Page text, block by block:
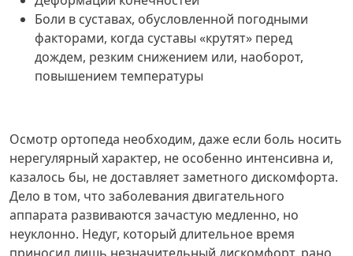
Боли в суставах, обусловленной погодными
факторами, когда суставы «крутят» перед
дождем, резким снижением или, наоборот,
повышением температуры
Осмотр ортопеда необходим, даже если боль носить
нерегулярный характер, не особенно интенсивна и,
казалось бы, не доставляет заметного дискомфорта.
Дело в том, что заболевания двигательного
аппарата развиваются зачастую медленно, но
неуклонно. Недуг, который длительное время